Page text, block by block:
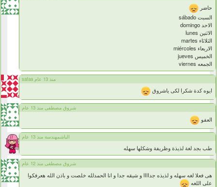
حاضر
السبت sábado
الاحد domingo
الاثنين lunes
الثلاثاء martes
الاربعاء miércoles
الخميس jueves
الجمعه viernes
safaa منذ 13 عام
ايوه كدة شكرا لكى ياشروق
شروق مصطفى منذ 13 عام
العفو
الباشمهندسة منذ 13 عام
طب بجد لغة لذيذة وظريفة وشكلها سهله
شروق مصطفى منذ 12 عام
هى فعلا لغه سهله و لذيذه جداااا و شيقه جدا و انا الحمدلله خلصت و باذن الله هعرفكوا
على اللغه